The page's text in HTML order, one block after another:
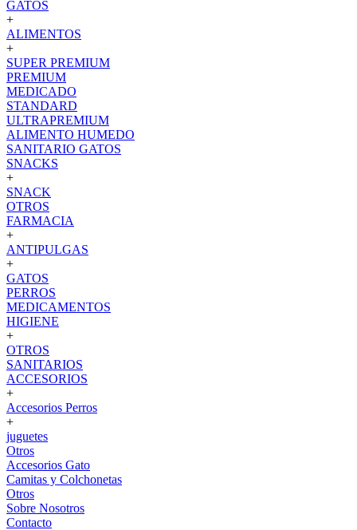
GATOS
+
ALIMENTOS
+
SUPER PREMIUM
PREMIUM
MEDICADO
STANDARD
ULTRAPREMIUM
ALIMENTO HUMEDO
SANITARIO GATOS
SNACKS
+
SNACK
OTROS
FARMACIA
+
ANTIPULGAS
+
GATOS
PERROS
MEDICAMENTOS
HIGIENE
+
OTROS
SANITARIOS
ACCESORIOS
+
Accesorios Perros
+
juguetes
Otros
Accesorios Gato
Camitas y Colchonetas
Otros
Sobre Nosotros
Contacto